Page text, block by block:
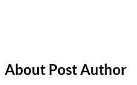
About Post Author